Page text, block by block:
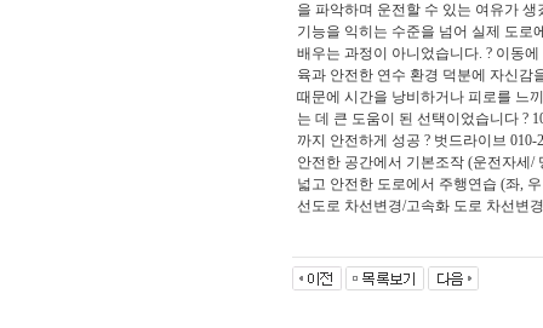
을 파악하며 운전할 수 있는 여유가
기능을 익히는 수준을 넘어 실제 도로
배우는 과정이 아니었습니다. ? 이동
육과 안전한 연수 환경 덕분에 자신감
때문에 시간을 낭비하거나 피로를 느
는 데 큰 도움이 된 선택이었습니다 ?
까지 안전하게 성공 ? 벗드라이브
안전한 공간에서 기본조작 (운전자세/
넓고 안전한 도로에서 주행연습 (좌,
선도로 차선변경/고속화 도로 차선변